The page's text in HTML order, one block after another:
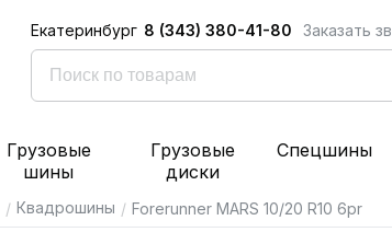
Екатеринбург 8 (343) 380-41-80 Заказать
Грузовые
шины
Грузовые
диски
Спецшины
/ Квадрошины / Forerunner MARS 10/20 R10 6pr